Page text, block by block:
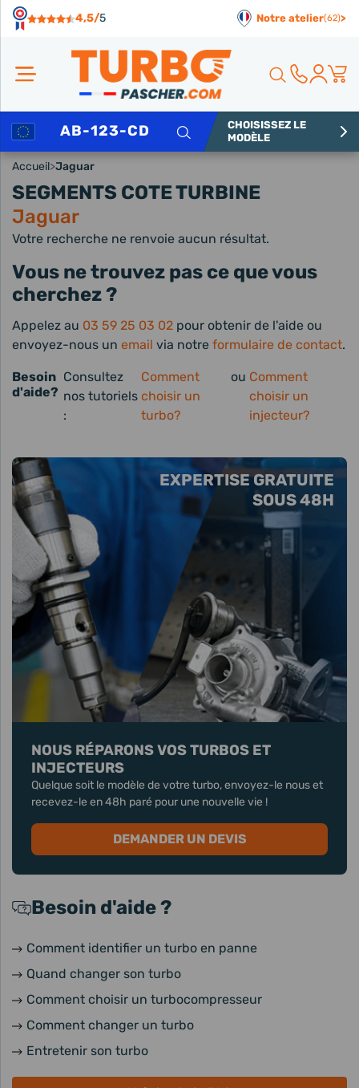
4,5/5 Notre atelier(62)>
Rechercher
CHOISISSEZ LE
MODÈLE
Accueil>Jaguar
SEGMENTS COTE TURBINE
Jaguar
EXPERTISE GRATUITE
SOUS 48H
NOUS RÉPARONS VOS TURBOS ET
INJECTEURS
Quelque soit le modèle de votre turbo, envoyez-le nous et
recevez-le en 48h paré pour une nouvelle vie !
DEMANDER UN DEVIS
Besoin d'aide ?
Comment identifier un turbo en panne
Quand changer son turbo
Comment choisir un turbocompresseur
Comment changer un turbo
Entretenir son turbo
Votre recherche ne renvoie aucun résultat.
Vous ne trouvez pas ce que vous
cherchez ?
Appelez au 03 59 25 03 02 pour obtenir de l'aide ou
envoyez-nous un email via notre formulaire de contact.
Besoin
d'aide?
Consultez
nos tutoriels
:
Comment
choisir un
turbo?
ou Comment
choisir un
injecteur?
Panneau de gestion des cookies